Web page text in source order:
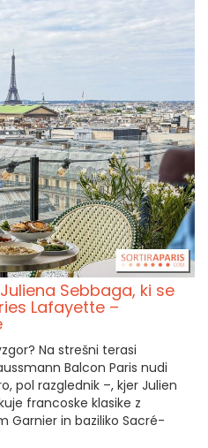
Sebbaga, ki se
Lafayette –
Na strešni terasi
Balcon Paris nudi
pol razglednik –, kjer Julien
francoske klasike z
Garnier in baziliko Sacré-